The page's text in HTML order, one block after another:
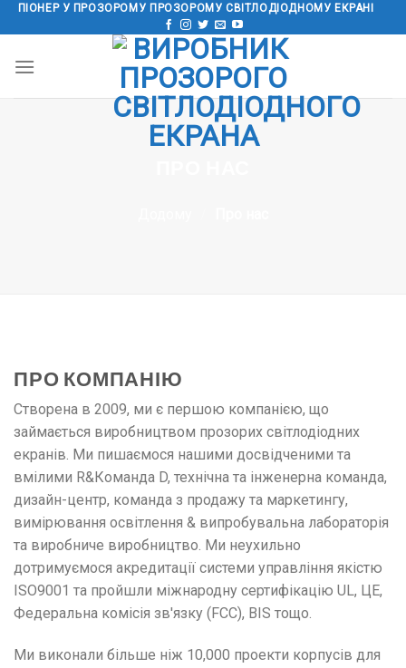
Перейти
до
змісту
ПІОНЕР У ПРОЗОРОМУ ПРОЗОРОМУ СВІТЛОДІОДНОМУ ЕКРАНІ
ПРО КОМПАНІЮ
Створена в 2009, ми є першою компанією, що
займається виробництвом прозорих світлодіодних
екранів. Ми пишаємося нашими досвідченими та
вмілими R&Команда D, технічна та інженерна команда,
дизайн-центр, команда з продажу та маркетингу,
вимірювання освітлення & випробувальна лабораторія
та виробниче виробництво. Ми неухильно
дотримуємося акредитації системи управління якістю
ISO9001 та пройшли міжнародну сертифікацію UL, ЦЕ,
Федеральна комісія зв'язку (FCC), BIS тощо.
Ми виконали більше ніж 10,000 проекти корпусів для